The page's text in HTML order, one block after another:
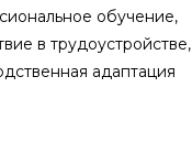
обучение,
в трудоустройстве,
адаптация